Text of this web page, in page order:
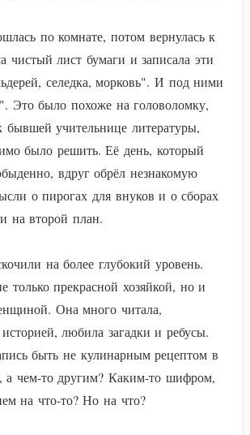
по комнате, потом вернулась к
чистый лист бумаги и записала эти
селедка, морковь". И под ними
Это было похоже на головоломку,
бывшей учительнице литературы,
было решить. Её день, который
вдруг обрёл незнакомую
о пирогах для внуков и о сборах
на второй план.
на более глубокий уровень.
только прекрасной хозяйкой, но и
Она много читала,
историей, любила загадки и ребусы.
быть не кулинарным рецептом в
а чем-то другим? Каким-то шифром,
на что-то? Но на что?